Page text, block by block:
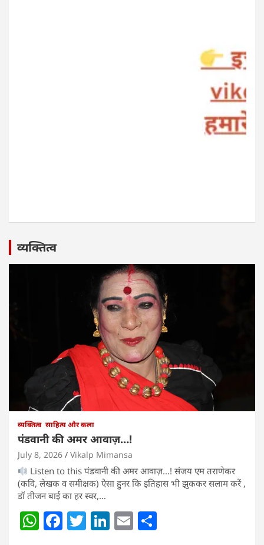
व्यक्तित्व
व्यक्तित्व साहित्य और कला
पंडवानी की अमर आवाज़…!
July 8, 2026 Vikalp Mimansa
Listen to this पंडवानी की अमर आवाज़…! संजय एम तराणेकर
(कवि, लेखक व समीक्षक) ऐसा हुनर कि इतिहास भी झुककर सलाम करें ,
डॉ तीजन बाई का हर स्वर,…
W F T Li E